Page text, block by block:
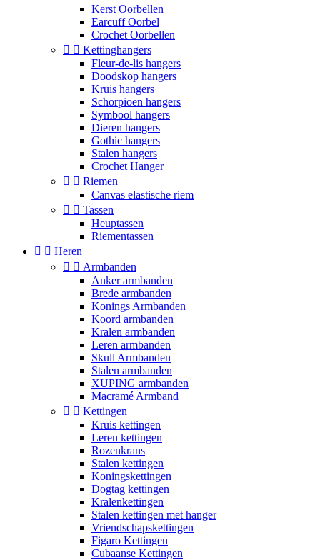
Kerst Oorbellen
Earcuff Oorbel
Crochet Oorbellen
  Kettinghangers
Fleur-de-lis hangers
Doodskop hangers
Kruis hangers
Schorpioen hangers
Symbool hangers
Dieren hangers
Gothic hangers
Stalen hangers
Crochet Hanger
  Riemen
Canvas elastische riem
  Tassen
Heuptassen
Riementassen
  Heren
  Armbanden
Anker armbanden
Brede armbanden
Konings Armbanden
Koord armbanden
Kralen armbanden
Leren armbanden
Skull Armbanden
Stalen armbanden
XUPING armbanden
Macramé Armband
  Kettingen
Kruis kettingen
Leren kettingen
Rozenkrans
Stalen kettingen
Koningskettingen
Dogtag kettingen
Kralenkettingen
Stalen kettingen met hanger
Vriendschapskettingen
Figaro Kettingen
Cubaanse Kettingen